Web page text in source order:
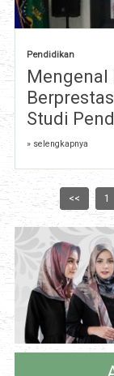
Pendidikan
Mengenal
Studi
» selengkapnya
<< 1